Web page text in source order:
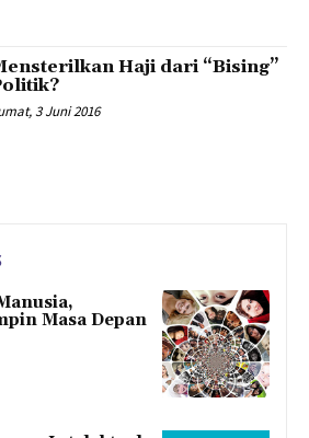
Haji dari “Bising”
3 Juni 2016
Masa Depan